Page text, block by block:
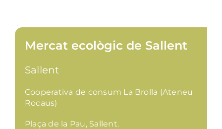
Mercat ecològic de Sallent
Sallent
Cooperativa de consum La Brolla (Ateneu
Rocaus)
Plaça de la Pau, Sallent.